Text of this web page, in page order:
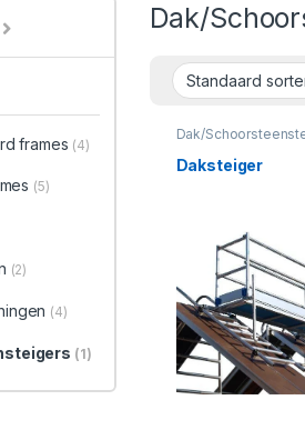
Dak/
Dak/
Daksteiger
frames (4)
(5)
(2)
(4)
(1)